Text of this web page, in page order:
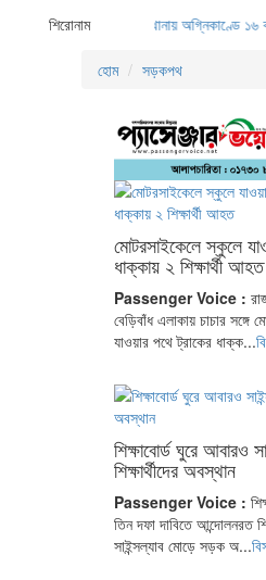
শিরোনাম
কারখানায় অগ্নিকাণ্ডে ১৬ বাংলাদেশির মৃত্যু
হোম সড়কপথ
মোটরসাইকেলে স্কুলে
ধাক্কায় ২ শিক্ষার্থী আহত
Passenger Voice :
বেড়িবাঁধ এলাকায় চাচার সঙ্গে
যাওয়ার পথে ট্রাকের ধাক্ক...
শিক্ষাবোর্ড ঘুরে আবারও
শিক্ষার্থীদের অবস্থান
Passenger Voice :
তিন দফা দাবিতে আন্দোলনরত
সাইন্সল্যাব মোড়ে সড়ক অ...